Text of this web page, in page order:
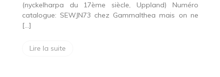
(nyckelharpa du 17ème siècle, Uppland) Numéro
catalogue: SEWJN73 chez Gammalthea mais on ne
[…]
Lire la suite